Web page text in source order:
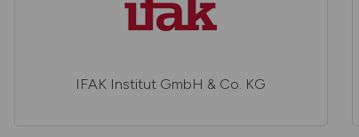
IFAK Institut GmbH & Co. KG